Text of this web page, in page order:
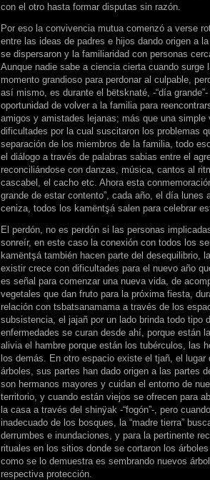
con el otro hasta formar disputas sin razón.
Por eso la convivencia mutua comenzó a verse
entre las ideas de padres e hijos dando origen a
se dispersaron y la familiaridad con personas
Aunque nadie sabe a ciencia cierta cuando surge
momento grandioso para perdonar al culpable,
así mismo, es durante el bëtsknaté, -“día
oportunidad de volver a la familia para
amigos y amistades lejanas; más que una simple
dificultades por la cual suscitaron los problemas
separación de los miembros de la familia, todo
el diálogo a través de palabras sabias entre el
reconciliándose con danzas, música, cantos al
cascabel, el cacho etc. Ahora esta
grande de estar contento”, cada año, el día lunes
ceniza, todos los kamëntşá salen para celebrar
El perdón, no es perdón si las personas
sonreír, en este caso la conexión con todos los
kamëntşá también hacen parte del desequilibrio,
existir crece con dificultades para el nuevo año
es señal para comenzar una nueva vida, de
vegetales que dan fruto para la próxima fiesta,
relación con tsbatsanamama a través de los
subsistencia, el jajañ por un lado brinda todo tipo
enfermedades se curan desde ahí, porque están
alivia el hambre porque están los tubérculos, las
los demás. En otro espacio existe el tjañ, el
árboles, sus partes han dado origen a las partes
son hermanos mayores y cuidan el entorno de
territorio, y cuando están viejos se ofrecen para
la casa a través del shinÿak -“fogón”-, pero
inadecuado de los bosques, la “madre tierra”
derrumbes e inundaciones, y para la pertinente
rituales en los sitios donde se cortaron los
como se lo demuestra es sembrando nuevos
respectiva protección.